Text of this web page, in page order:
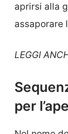
aprirsi alla
assaporare
LEGGI
per